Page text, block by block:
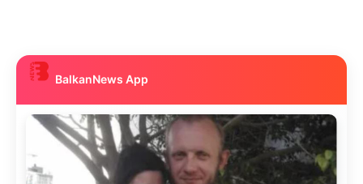
BalkanNews App